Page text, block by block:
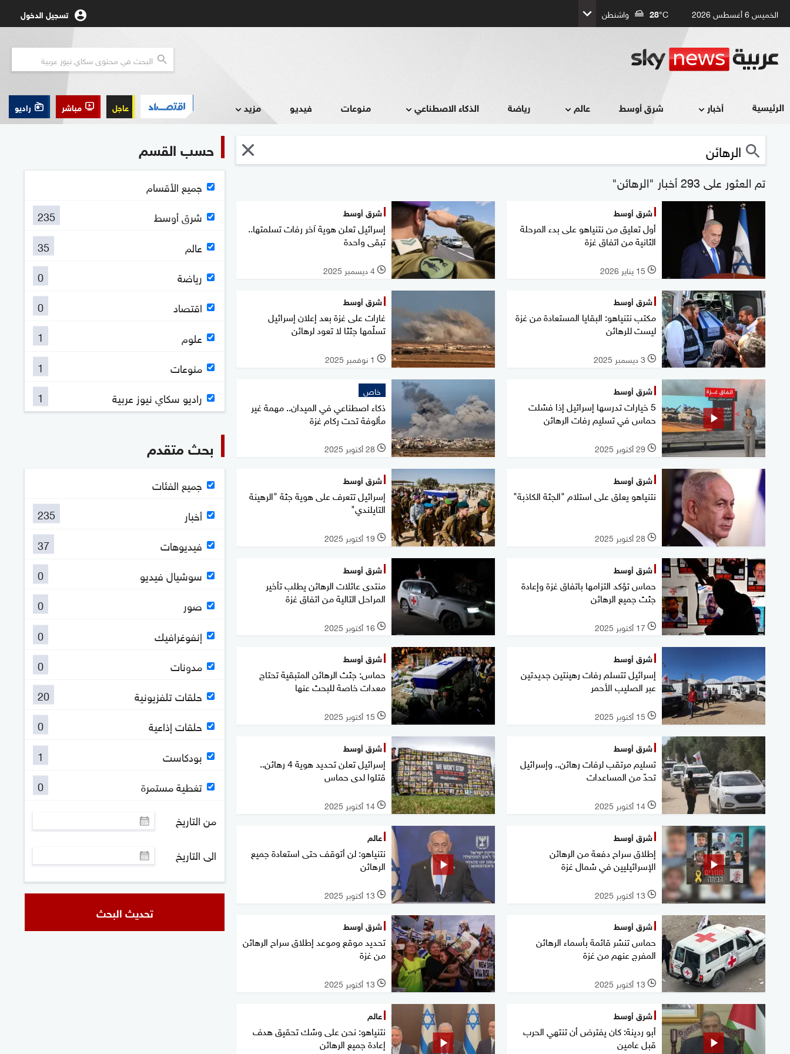
الخميس 6 أغسطس 2026 28°C واشنطن تسجيل الدخول
الرئيسية أخبار شرق أوسط عالم رياضة الذكاء الاصطناعي منوعات فيديو مزيد عاجل مباشر راديو
تم العثور على 293 أخبار "الرهائن"
شرق أوسط
أول تعليق من نتنياهو على بدء المرحلة
الثانية من اتفاق غزة
l 15 يناير 2026
شرق أوسط
إسرائيل تعلن هوية آخر رفات تسلمتها..
تبقى واحدة
l 4 ديسمبر 2025
شرق أوسط
مكتب نتنياهو: البقايا المستعادة من غزة
ليست للرهائن
l 3 ديسمبر 2025
شرق أوسط
غارات على غزة بعد إعلان إسرائيل
تسلّمها جثثا لا تعود لرهائن
l 1 نوفمبر 2025
شرق أوسط
5 خيارات تدرسها إسرائيل إذا فشلت
حماس في تسليم رفات الرهائن
l 29 أكتوبر 2025
خاص
ذكاء اصطناعي في الميدان.. مهمة غير
مألوفة تحت ركام غزة
l 28 أكتوبر 2025
شرق أوسط
نتنياهو يعلق على استلام "الجثة الكاذبة"
l 28 أكتوبر 2025
شرق أوسط
إسرائيل تتعرف على هوية جثة "الرهينة
التايلندي"
l 19 أكتوبر 2025
شرق أوسط
حماس تؤكد التزامها باتفاق غزة وإعادة
جثث جميع الرهائن
l 17 أكتوبر 2025
شرق أوسط
منتدى عائلات الرهائن يطلب تأخير
المراحل التالية من اتفاق غزة
l 16 أكتوبر 2025
شرق أوسط
إسرائيل تتسلم رفات رهينتين جديدتين
عبر الصليب الأحمر
l 15 أكتوبر 2025
شرق أوسط
حماس: جثث الرهائن المتبقية تحتاج
معدات خاصة للبحث عنها
l 15 أكتوبر 2025
شرق أوسط
تسليم مرتقب لرفات رهائن.. وإسرائيل
تحدّ من المساعدات
l 14 أكتوبر 2025
شرق أوسط
إسرائيل تعلن تحديد هوية 4 رهائن..
قتلوا لدى حماس
l 14 أكتوبر 2025
شرق أوسط
إطلاق سراح دفعة من الرهائن
الإسرائيليين في شمال غزة
l 13 أكتوبر 2025
عالم
نتنياهو: لن أتوقف حتى استعادة جميع
الرهائن
l 13 أكتوبر 2025
شرق أوسط
حماس تنشر قائمة بأسماء الرهائن
المفرج عنهم من غزة
l 13 أكتوبر 2025
شرق أوسط
تحديد موقع وموعد إطلاق سراح الرهائن
من غزة
l 13 أكتوبر 2025
شرق أوسط
أبو ردينة: كان يفترض أن تنتهي الحرب
قبل عامين
عالم
نتنياهو: نحن على وشك تحقيق هدف
إعادة جميع الرهائن
حسب القسم
جميع الأقسام
شرق أوسط
235
عالم
35
رياضة
0
اقتصاد
0
علوم
1
منوعات
1
راديو سكاي نيوز عربية
1
بحث متقدم
جميع الفئات
أخبار
235
فيديوهات
37
سوشيال فيديو
0
صور
0
إنفوغرافيك
0
مدونات
0
حلقات تلفزيونية
20
حلقات إذاعية
0
بودكاست
1
تغطية مستمرة
0
من التاريخ
الى التاريخ
تحديث البحث